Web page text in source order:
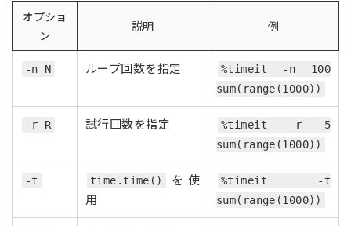
オプショ
ン
説明 例
-n N ループ回数を指定
%timeit -n 100
sum(range(1000))
-r R 試行回数を指定
%timeit -r 5
sum(range(1000))
-t time.time()
を使
用
%timeit -t
sum(range(1000))